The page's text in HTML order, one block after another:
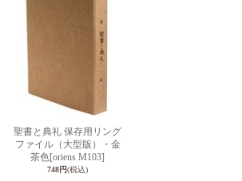
聖書と典礼 保存用リング
ファイル（大型版）・金
茶色[oriens M103]
748円(税込)